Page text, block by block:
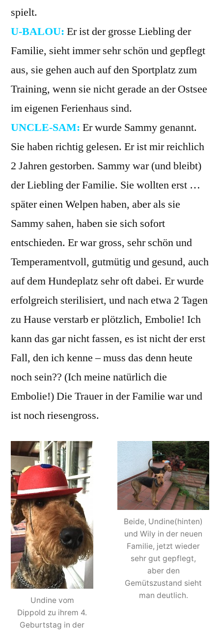
spielt.
U-BALOU: Er ist der grosse Liebling der
Familie, sieht immer sehr schön und gepflegt
aus, sie gehen auch auf den Sportplatz zum
Training, wenn sie nicht gerade an der Ostsee
im eigenen Ferienhaus sind.
UNCLE-SAM: Er wurde Sammy genannt.
Sie haben richtig gelesen. Er ist mir reichlich
2 Jahren gestorben. Sammy war (und bleibt)
der Liebling der Familie. Sie wollten erst …
später einen Welpen haben, aber als sie
Sammy sahen, haben sie sich sofort
entschieden. Er war gross, sehr schön und
Temperamentvoll, gutmütig und gesund, auch
auf dem Hundeplatz sehr oft dabei. Er wurde
erfolgreich sterilisiert, und nach etwa 2 Tagen
zu Hause verstarb er plötzlich, Embolie! Ich
kann das gar nicht fassen, es ist nicht der erst
Fall, den ich kenne – muss das denn heute
noch sein?? (Ich meine natürlich die
Embolie!) Die Trauer in der Familie war und
ist noch riesengross.
Undine vom
Dippold zu ihrem 4.
Geburtstag in der
Beide, Undine(hinten)
und Wily in der neuen
Familie, jetzt wieder
sehr gut gepflegt,
aber den
Gemütszustand sieht
man deutlich.